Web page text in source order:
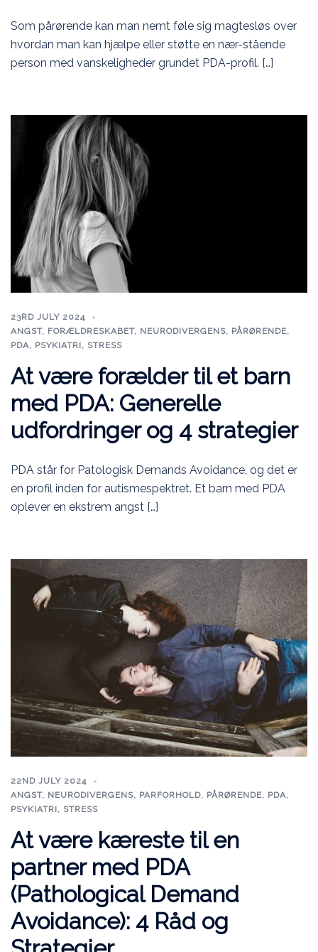
Som pårørende kan man nemt føle sig magtesløs over
hvordan man kan hjælpe eller støtte en nær-stående
person med vanskeligheder grundet PDA-profil. […]
23RD JULY 2024
ANGST, FORÆLDRESKABET, NEURODIVERGENS, PÅRØRENDE,
PDA, PSYKIATRI, STRESS
At være forælder til et barn
med PDA: Generelle
udfordringer og 4 strategier
PDA står for Patologisk Demands Avoidance, og det er
en profil inden for autismespektret. Et barn med PDA
oplever en ekstrem angst […]
22ND JULY 2024
ANGST, NEURODIVERGENS, PARFORHOLD, PÅRØRENDE, PDA,
PSYKIATRI, STRESS
At være kæreste til en
partner med PDA
(Pathological Demand
Avoidance): 4 Råd og